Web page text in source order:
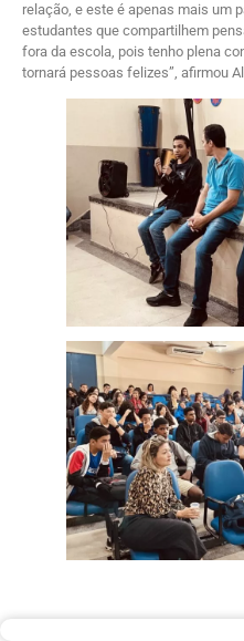
relação, e este é apenas mais um
estudantes que compartilhem
fora da escola, pois tenho plena
tornará pessoas felizes”, afirmou